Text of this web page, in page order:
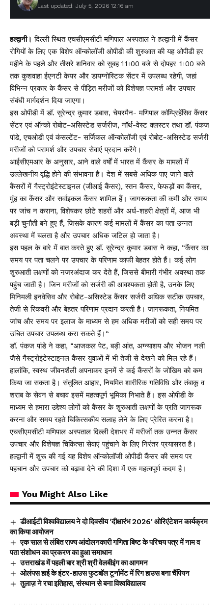
Last updated: July 5, 2026 12:16 am
हल्द्वानी। दिल्ली स्थित एचसीएमसीटी मणिपाल अस्पताल ने हल्द्वानी में कैंसर
रोगियों के लिए एक विशेष ऑन्कोलॉजी ओपीडी की शुरुआत की यह ओपीडी हर
महीने के पहले और तीसरे शनिवार को सुबह 11ः00 बजे से दोपहर 1ः00 बजे
तक कुशवाहा ईएनटी केयर और डायग्नोस्टिक सेंटर में उपलब्ध रहेगी, जहां
विभिन्न प्रकार के कैंसर से पीड़ित मरीजों को विशेषज्ञ परामर्श और उपचार
संबंधी मार्गदर्शन दिया जाएगा।
इस ओपीडी में डॉ. सुरेन्द्र कुमार डबास, चेयरमैन- मणिपाल कॉम्प्रिहेंसिव कैंसर
सेंटर एवं ऑन्को रोबोट-असिस्टेड सर्जरीज, नॉर्थ-वेस्ट क्लस्टर तथा डॉ. पंकज
पांडे, एचओडी एवं कंसल्टेंट- सर्जिकल ऑन्कोलॉजी एवं रोबोट-असिस्टेड सर्जरी
मरीजों को परामर्श और उपचार सेवाएं प्रदान करेंगे।
आईसीएमआर के अनुसार, आने वाले वर्षों में भारत में कैंसर के मामलों में
उल्लेखनीय वृद्धि होने की संभावना है। देश में सबसे अधिक पाए जाने वाले
कैंसरों में गैस्ट्रोइंटेस्टाइनल (जीआई कैंसर), स्तन कैंसर, फेफड़ों का कैंसर,
मुंह का कैंसर और सर्वाइकल कैंसर शामिल हैं। जागरूकता की कमी और समय
पर जांच न कराना, विशेषकर छोटे शहरों और अर्ध-शहरी क्षेत्रों में, आज भी
बड़ी चुनौती बने हुए हैं, जिसके कारण कई मामलों में कैंसर का पता उन्नत
अवस्था में चलता है और उपचार अधिक जटिल हो जाता है।
इस पहल के बारे में बात करते हुए डॉ. सुरेन्द्र कुमार डबास ने कहा, “कैंसर का
समय पर पता चलने पर उपचार के परिणाम काफी बेहतर होते हैं। कई लोग
शुरुआती लक्षणों को नजरअंदाज कर देते हैं, जिससे बीमारी गंभीर अवस्था तक
पहुंच जाती है। जिन मरीजों को सर्जरी की आवश्यकता होती है, उनके लिए
मिनिमली इनवेसिव और रोबोट-असिस्टेड कैंसर सर्जरी अधिक सटीक उपचार,
तेजी से रिकवरी और बेहतर परिणाम प्रदान करती है। जागरूकता, नियमित
जांच और समय पर इलाज के माध्यम से हम अधिक मरीजों को सही समय पर
उचित उपचार उपलब्ध करा सकते हैं।“
डॉ. पंकज पांडे ने कहा, “आजकल पेट, बड़ी आंत, अग्न्याशय और भोजन नली
जैसे गैस्ट्रोइंटेस्टाइनल कैंसर युवाओं में भी तेजी से देखने को मिल रहे हैं।
हालांकि, स्वस्थ जीवनशैली अपनाकर इनमें से कई कैंसरों के जोखिम को कम
किया जा सकता है। संतुलित आहार, नियमित शारीरिक गतिविधि और तंबाकू व
शराब के सेवन से बचाव इसमें महत्वपूर्ण भूमिका निभाते हैं। इस ओपीडी के
माध्यम से हमारा उद्देश्य लोगों को कैंसर के शुरुआती लक्षणों के प्रति जागरूक
करना और समय रहते चिकित्सकीय सलाह लेने के लिए प्रेरित करना है।
एचसीएमसीटी मणिपाल अस्पताल दिल्ली देशभर में मरीजों तक उन्नत कैंसर
उपचार और विशेषज्ञ चिकित्सा सेवाएं पहुंचाने के लिए निरंतर प्रयासरत है।
हल्द्वानी में शुरू की गई यह विशेष ऑन्कोलॉजी ओपीडी कैंसर की समय पर
पहचान और उपचार को बढ़ावा देने की दिशा में एक महत्वपूर्ण कदम है।
You Might Also Like
डीआईटी विश्वविद्यालय ने दो दिवसीय ‘दीक्षारंभ 2026’ ओरिएंटेशन कार्यक्रम
का किया आयोजन
एक साल से लंबित राज्य आंदोलनकारी गणिता बिष्ट के परिचय पत्र में नाम व
पता संशोधन का प्रकरण का हुआ समाधान
उत्तराखंड में पहली बार श्री श्री वेलबीइंग का आगमन
ओलंपस हाई के इंटर-हाउस फुटबॉल टूर्नामेंट में रिग हाउस बना चैंपियन
तुलाज़ ने रचा इतिहास, संस्थान से बना विश्वविद्यालय